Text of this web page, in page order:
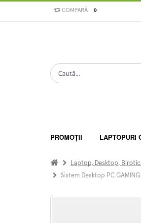
COMPARĂ 0
PROMOȚII LAPTOPURI
Laptop, Desktop,
Sistem Desktop PC GAMING